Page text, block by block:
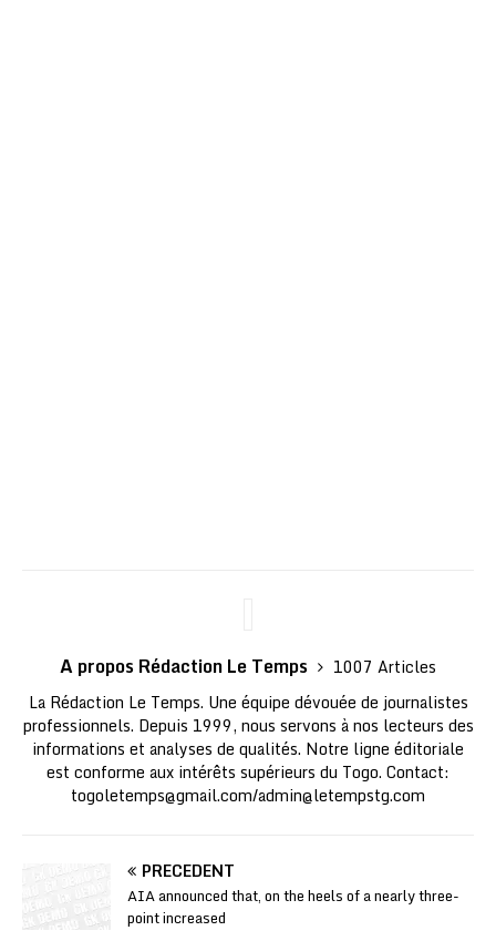
A propos Rédaction Le Temps
1007 Articles
La Rédaction Le Temps. Une équipe dévouée de journalistes
professionnels. Depuis 1999, nous servons à nos lecteurs des
informations et analyses de qualités. Notre ligne éditoriale
est conforme aux intérêts supérieurs du Togo. Contact:
togoletemps@gmail.com/admin@letempstg.com
PRÉCÉDENT
AIA announced that, on the heels of a nearly three-
point increased